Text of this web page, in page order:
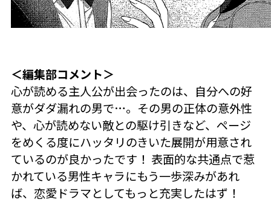
＜編集部コメント＞
心が読める主人公が出会ったのは、自分への好
意がダダ漏れの男で…。その男の正体の意外性
や、心が読めない敵との駆け引きなど、ページ
をめくる度にハッタリのきいた展開が用意され
ているのが良かったです！ 表面的な共通点で惹
かれている男性キャラにもう一歩深みがあれ
ば、恋愛ドラマとしてもっと充実したはず！